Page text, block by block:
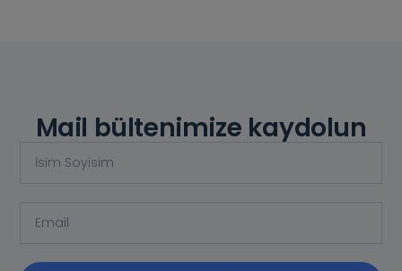
Mail bültenimize kaydolun